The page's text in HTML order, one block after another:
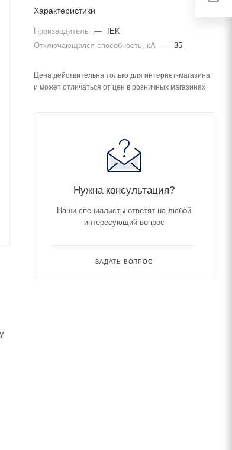
Характеристики
Производитель —
IEK
Отключающаяся способность, кА — 35
Цена действительна только для интернет-магазина
и может отличаться от цен в розничных магазинах
Нужна консультация?
Наши специалисты ответят на любой
интересующий вопрос
ЗАДАТЬ ВОПРОС